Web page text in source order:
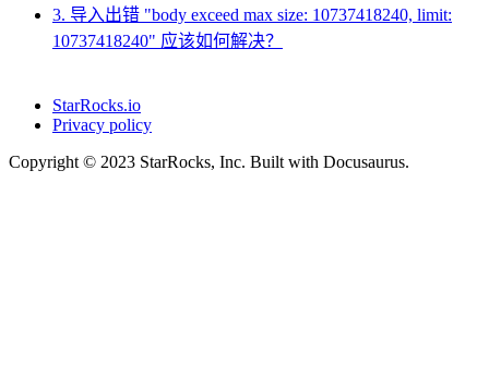
3. 导入出错 "body exceed max size: 10737418240, limit:
10737418240" 应该如何解决？
StarRocks.io
Privacy policy
Copyright © 2023 StarRocks, Inc. Built with Docusaurus.